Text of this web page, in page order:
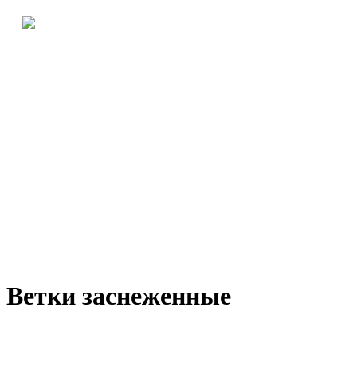
Ветки заснеженные